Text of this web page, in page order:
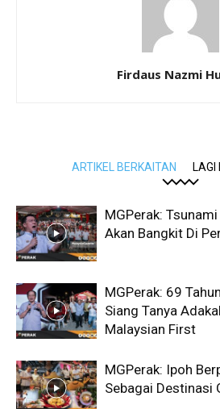
Firdaus Nazmi
ARTIKEL BERKAITAN LAGI
MGPerak:
Akan Bangkit Di
MGPerak: 69
Siang Tanya
Malaysian First
MGPerak: Ipoh
Sebagai Destinasi